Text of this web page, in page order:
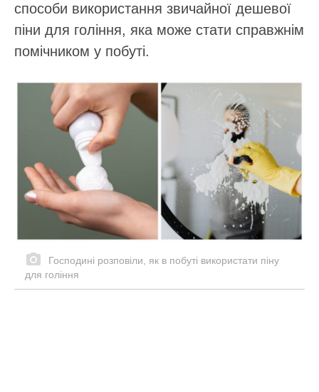
способи використання звичайної дешевої
піни для гоління, яка може стати справжнім
помічником у побуті.
Господині розповіли, як в побуті використати піну
для гоління